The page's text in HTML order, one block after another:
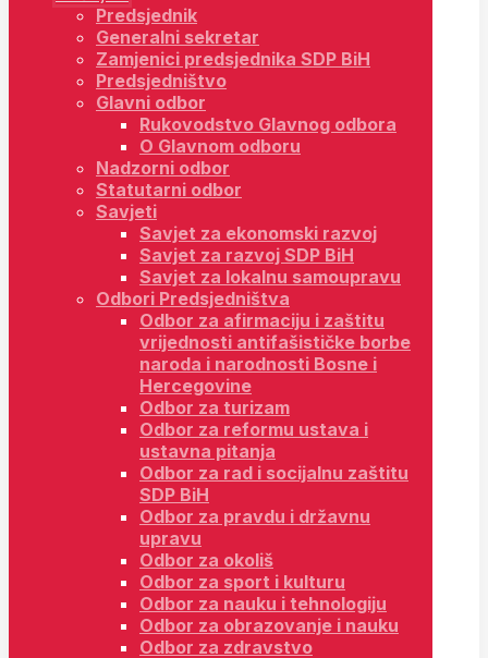
Predsjednik
Generalni sekretar
Zamjenici predsjednika SDP BiH
Predsjedništvo
Glavni odbor
Rukovodstvo Glavnog odbora
O Glavnom odboru
Nadzorni odbor
Statutarni odbor
Savjeti
Savjet za ekonomski razvoj
Savjet za razvoj SDP BiH
Savjet za lokalnu samoupravu
Odbori Predsjedništva
Odbor za afirmaciju i zaštitu
vrijednosti antifašističke borbe
naroda i narodnosti Bosne i
Hercegovine
Odbor za turizam
Odbor za reformu ustava i
ustavna pitanja
Odbor za rad i socijalnu zaštitu
SDP BiH
Odbor za pravdu i državnu
upravu
Odbor za okoliš
Odbor za sport i kulturu
Odbor za nauku i tehnologiju
Odbor za obrazovanje i nauku
Odbor za zdravstvo